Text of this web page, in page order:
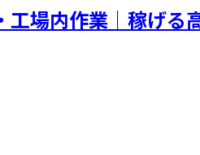
場内作業｜稼げる